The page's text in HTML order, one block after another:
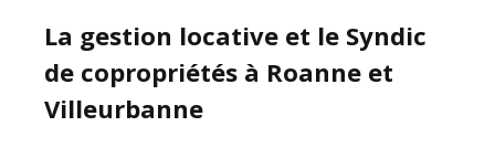
La gestion locative et le Syndic
de copropriétés à Roanne et
Villeurbanne